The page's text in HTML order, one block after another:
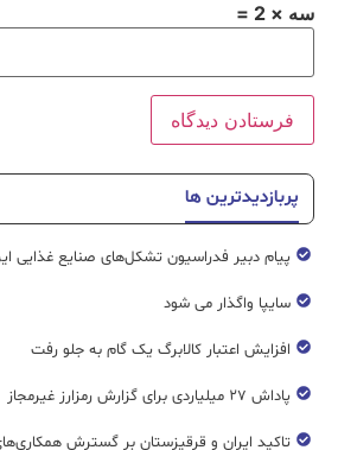
سه × 2 =
پربازدیدترین ها
پیام دبیر فدراسیون تشکل‌های صنایع غذایی
سایپا واگذار می شود
افزایش اعتبار کالابرگ یک گام به جلو رفت
پاداش ۲۷ میلیاردی برای گزارش رمزارز غیرمجاز
تاکید ایران و قرقیزستان بر گسترش